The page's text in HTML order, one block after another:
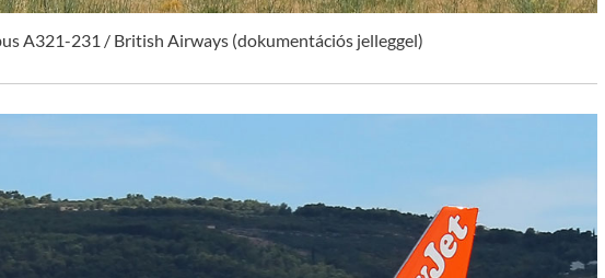
A321-231 / British Airways (dokumentációs jelleggel)